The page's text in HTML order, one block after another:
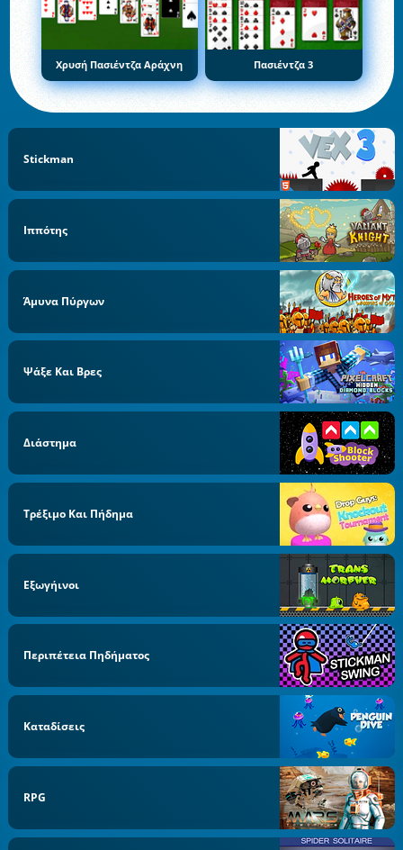
Χρυσή Πασιέντζα Αράχνη Πασιέντζα 3
Stickman
Ιππότης
Άμυνα Πύργων
Ψάξε Και Βρες
Διάστημα
Τρέξιμο Και Πήδημα
Εξωγήινοι
Περιπέτεια Πηδήματος
Καταδίσεις
RPG